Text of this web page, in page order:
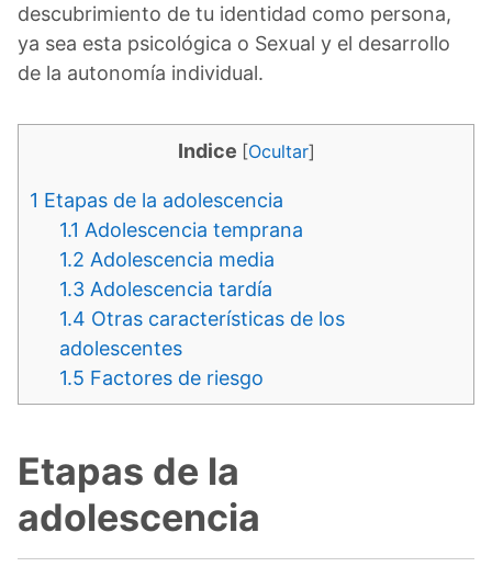
descubrimiento de tu identidad como persona,
ya sea esta psicológica o Sexual y el desarrollo
de la autonomía individual.
Indice [Ocultar]
1 Etapas de la adolescencia
1.1 Adolescencia temprana
1.2 Adolescencia media
1.3 Adolescencia tardía
1.4 Otras características de los
adolescentes
1.5 Factores de riesgo
Etapas de la
adolescencia